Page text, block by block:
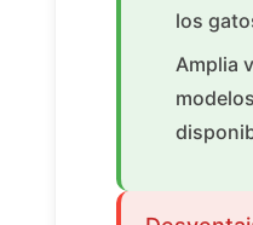
los
Amplia